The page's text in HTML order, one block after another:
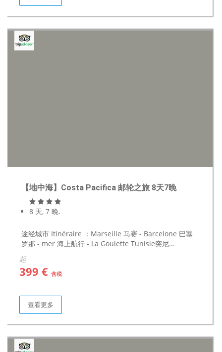
【地中海】Costa Pacifica 邮轮之旅 8天7晚
8 天, 7 晚.
途经城市 Itinéraire ：Marseille 马赛 - Barcelone 巴塞
罗那 - mer 海上航行 - La Goulette Tunisie突尼...
起
399 € 含税
查看更多